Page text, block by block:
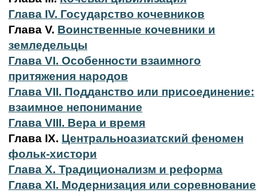
Глава IV. Государство кочевников
Глава V. Воинственные кочевники и
земледельцы
Глава VI. Особенности взаимного
притяжения народов
Глава VII. Подданство или присоединение:
взаимное непонимание
Глава VIII. Вера и время
Глава IX. Центральноазиатский феномен
фольк-хистори
Глава X. Традиционализм и реформа
Глава XI. Модернизация или соревнование